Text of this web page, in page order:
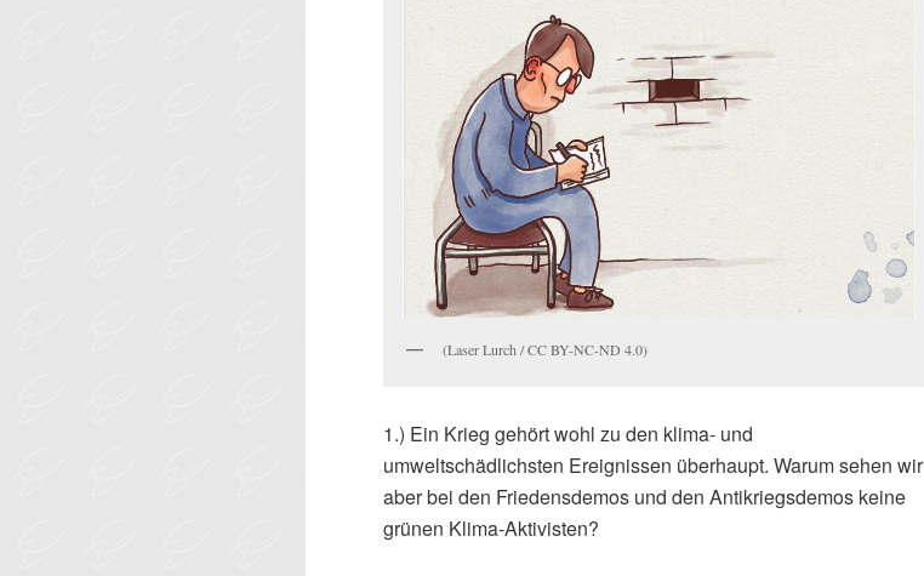
(Laser Lurch / CC BY-NC-ND 4.0)
1.) Ein Krieg gehört wohl zu den klima- und
umweltschädlichsten Ereignissen überhaupt. Warum sehen wir
aber bei den Friedensdemos und den Antikriegsdemos keine
grünen Klima-Aktivisten?